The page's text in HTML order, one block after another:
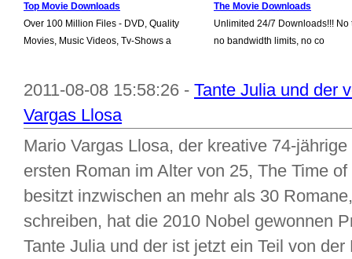
Top Movie Downloads
Over 100 Million Files - DVD, Quality
Movies, Music Videos, Tv-Shows a
The Movie Downloads
Unlimited 24/7 Downloads!!! No
no bandwidth limits, no co
2011-08-08 15:58:26 - Tante Julia und der
Vargas Llosa
Mario Vargas Llosa, der kreative 74-
ersten Roman im Alter von 25, The Time
besitzt inzwischen an mehr als 30
schreiben, hat die 2010 Nobel gewonnen
Tante Julia und der ist jetzt ein Teil von